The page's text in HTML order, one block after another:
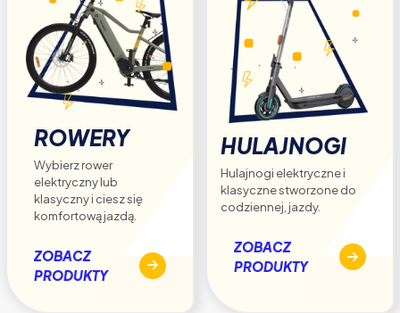
ROWERY
Wybierz rower
elektryczny lub
klasyczny i ciesz się
komfortową jazdą.
ZOBACZ
PRODUKTY
HULAJNOGI
Hulajnogi elektryczne i
klasyczne stworzone do
codziennej, jazdy.
ZOBACZ
PRODUKTY